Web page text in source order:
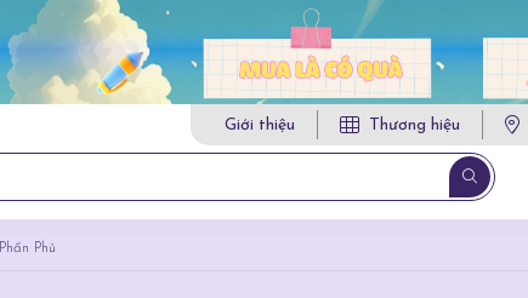
Giới thiệu Thương hiệu
Phấn Phủ